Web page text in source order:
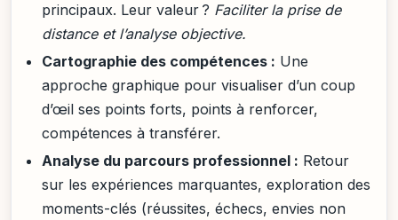
principaux. Leur valeur ? Faciliter la prise de
distance et l’analyse objective.
Cartographie des compétences : Une
approche graphique pour visualiser d’un coup
d’œil ses points forts, points à renforcer,
compétences à transférer.
Analyse du parcours professionnel : Retour
sur les expériences marquantes, exploration des
moments-clés (réussites, échecs, envies non